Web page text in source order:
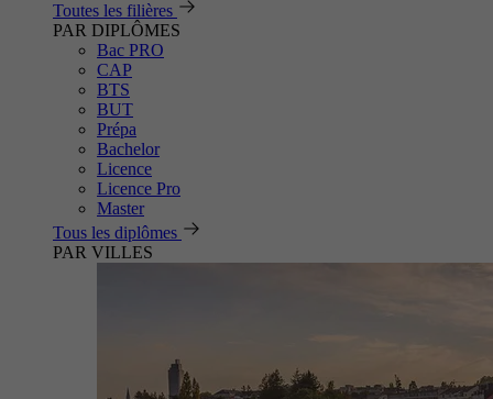
Toutes les filières
PAR DIPLÔMES
Bac PRO
CAP
BTS
BUT
Prépa
Bachelor
Licence
Licence Pro
Master
Tous les diplômes
PAR VILLES